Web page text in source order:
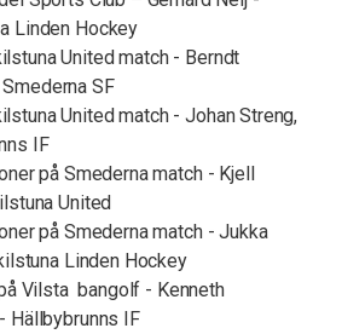
Linden Hockey
United match - Berndt
SF
United match - Johan Streng,
IF
på Smederna match - Kjell
United
på Smederna match - Jukka
Linden Hockey
Vilsta bangolf - Kenneth
Hällbybrunns IF